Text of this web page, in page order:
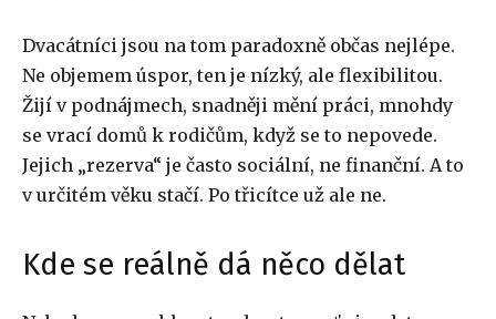
Dvacátníci jsou na tom paradoxně občas nejlépe.
Ne objemem úspor, ten je nízký, ale flexibilitou.
Žijí v podnájmech, snadněji mění práci, mnohdy
se vrací domů k rodičům, když se to nepovede.
Jejich „rezerva“ je často sociální, ne finanční. A to
v určitém věku stačí. Po třicítce už ale ne.
Kde se reálně dá něco dělat